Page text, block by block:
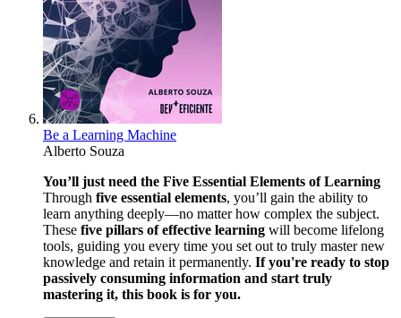
Be a Learning Machine
Alberto Souza
You’ll just need the Five Essential Elements of Learning
Through five essential elements, you’ll gain the ability to
learn anything deeply—no matter how complex the subject.
These five pillars of effective learning will become lifelong
tools, guiding you every time you set out to truly master new
knowledge and retain it permanently. If you're ready to stop
passively consuming information and start truly
mastering it, this book is for you.